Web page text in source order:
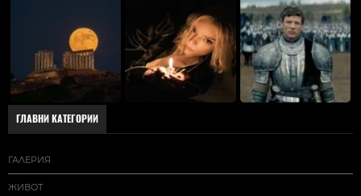
ГЛАВНИ КАТЕГОРИИ
ГАЛЕРИЯ
ЖИВОТ